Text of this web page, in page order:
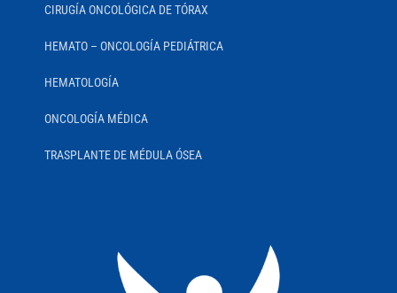
CIRUGÍA ONCOLÓGICA DE TÓRAX
HEMATO – ONCOLOGÍA PEDIÁTRICA
HEMATOLOGÍA
ONCOLOGÍA MÉDICA
TRASPLANTE DE MÉDULA ÓSEA